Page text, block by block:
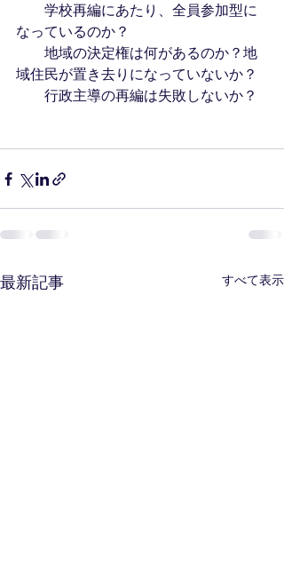
学校再編にあたり、全員参加型に
なっているのか？
地域の決定権は何があるのか？地
域住民が置き去りになっていないか？
行政主導の再編は失敗しないか？
最新記事 すべて表示